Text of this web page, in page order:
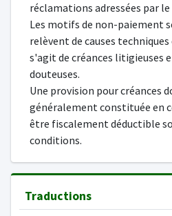
réclamations adressées par
Les motifs de non-paiement
relèvent de causes
s'agit de créances litigieuses
douteuses.
Une provision pour créances
généralement constituée en
être fiscalement déductible
conditions.
Traductions